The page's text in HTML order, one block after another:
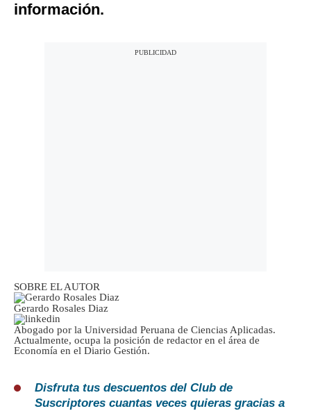
información.
SOBRE EL AUTOR
Gerardo Rosales Diaz
Abogado por la Universidad Peruana de Ciencias Aplicadas.
Actualmente, ocupa la posición de redactor en el área de
Economía en el Diario Gestión.
Disfruta tus descuentos del Club de
Suscriptores cuantas veces quieras gracias a